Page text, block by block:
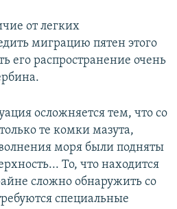
от легких
миграцию пятен этого
его распространение очень
осложняется тем, что со
те комки мазута,
моря были подняты
То, что находится
сложно обнаружить со
специальные